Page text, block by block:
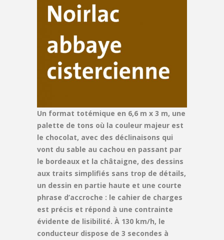
Un format totémique en 6,6 m x 3 m, une
palette de tons où la couleur majeur est
le chocolat, avec des déclinaisons qui
vont du sable au cachou en passant par
le bordeaux et la châtaigne, des dessins
aux traits simplifiés sans trop de détails,
un dessin en partie haute et une courte
phrase d’accroche : le cahier de charges
est précis et répond à une contrainte
évidente de lisibilité. À 130 km/h, le
conducteur dispose de 3 secondes à